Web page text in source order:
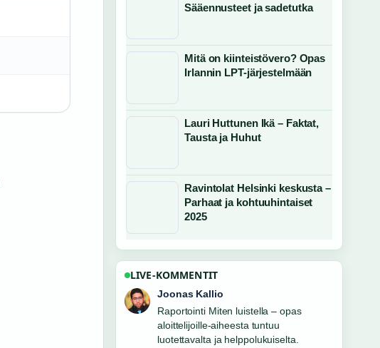
Sääennusteet ja sadetutka
Mitä on kiinteistövero? Opas
Irlannin LPT-järjestelmään
Lauri Huttunen Ikä – Faktat,
Tausta ja Huhut
Ravintolat Helsinki keskusta –
Parhaat ja kohtuuhintaiset
2025
LIVE-KOMMENTIT
Aino Virtanen
Vahvaa tarkistustyota liittyen Karl Johan
Svedjeholm – uusimmat tiedot ja....
Useampien medioiden tulisi kirjoittaa